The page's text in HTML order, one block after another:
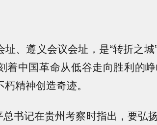
、遵义会议会址，是“转折之
着中国革命从低谷走向胜利的
精神创造奇迹。
书记在贵州考察时指出，要弘